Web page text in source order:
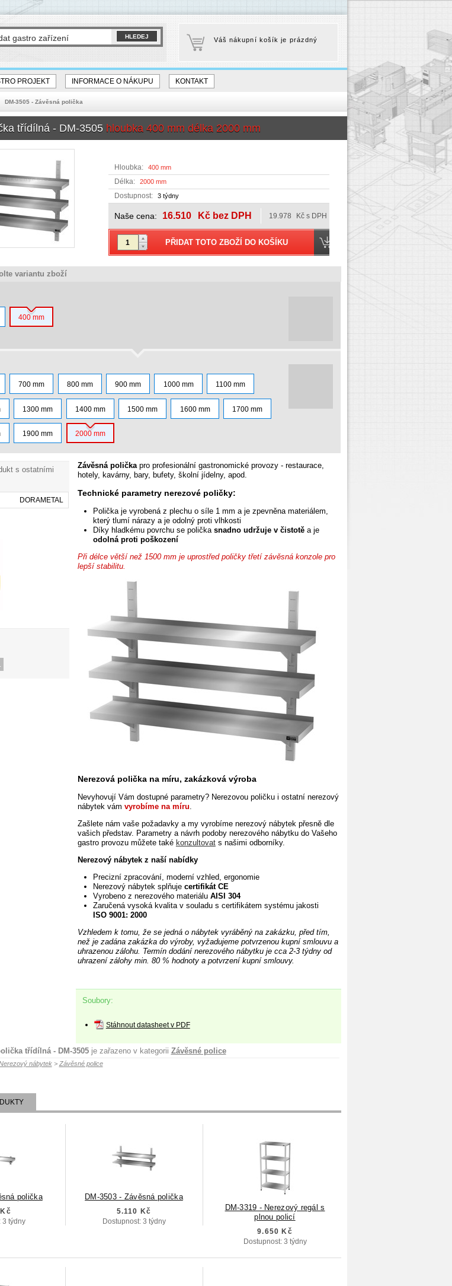
PROJEKT INFORMACE O NÁKUPU KONTAKT
DM-3505 - Závěsná polička
třídílná - DM-3505 hloubka 400 mm délka 2000 mm
Hloubka: 400 mm
Délka: 2000 mm
Dostupnost: 3 týdny
Naše cena: 16.510 Kč bez DPH 19.978 Kč s DPH
variantu zboží
400 mm
700 mm 800 mm 900 mm 1000 mm 1100 mm
1300 mm 1400 mm 1500 mm 1600 mm 1700 mm
1900 mm 2000 mm
s ostatními
DORAMETAL
Závěsná poličkapro profesionální gastronomicképrovozy - restaurace,
hotely, kavárny, bary, bufety, školní jídelny, apod.
Technické parametry nerezové poličky:
Polička je vyrobená z plechu o síle 1 mm a je zpevněna materiálem,
kterýtlumí nárazy a je odolný proti vlhkosti
Díky hladkému povrchu se polička snadno udržuje v čistotěa je
odolná proti poškození
Při délce většínež 1500 mm je uprostřed poličky třetí závěsná konzole pro
lepší stabilitu.
Nerezová polička na míru, zakázková výroba
Nevyhovují Vám dostupné parametry? Nerezovou poličku i ostatní nerezový
nábytek vám vyrobíme na míru
Zašletenám vaše požadavky a my vyrobíme nerezový nábytek přesně dle
vašich představ. Parametry a návrh podoby nerezovéhonábytku do Vašeho
gastro provozu můžete také konzultovats našimi odborníky.
Nerezový nábytek z naší nabídky
Precizní zpracování, moderní vzhled, ergonomie
Nerezový nábytek splňuje certifikát CE
Vyrobeno z nerezového materiálu AISI 304
Zaručená vysoká kvalita v souladu s certifikátem systému jakosti
ISO 9001: 2000
Vzhledemk tomu, že se jedná o nábytek vyráběný na zakázku, před tím,
než je zadána zakázka do výroby, vyžadujeme potvrzenou kupnísmlouvu a
uhrazenou zálohu. Termín dodání nerezového nábytku je cca 2-3 týdny od
uhrazení zálohy min. 80 % hodnoty a potvrzení kupní smlouvy.
Soubory:
Stáhnout datasheet v PDF
třídílná - DM-3505je zařazeno v kategorii Závěsné police
nábytek> Závěsné police
polička
3 týdny
DM-3503 - Závěsná polička
5.110 Kč
Dostupnost: 3 týdny
DM-3319 - Nerezový regál s
plnou policí
9.650 Kč
Dostupnost: 3 týdny
Váš nákupní košík je prázdný